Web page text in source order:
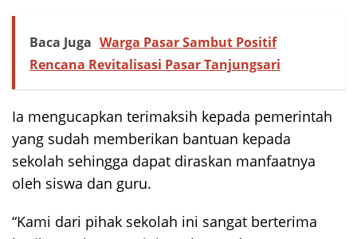
Baca Juga Warga Pasar Sambut Positif
Rencana Revitalisasi Pasar Tanjungsari
Ia mengucapkan terimaksih kepada pemerintah
yang sudah memberikan bantuan kepada
sekolah sehingga dapat diraskan manfaatnya
oleh siswa dan guru.
“Kami dari pihak sekolah ini sangat berterima